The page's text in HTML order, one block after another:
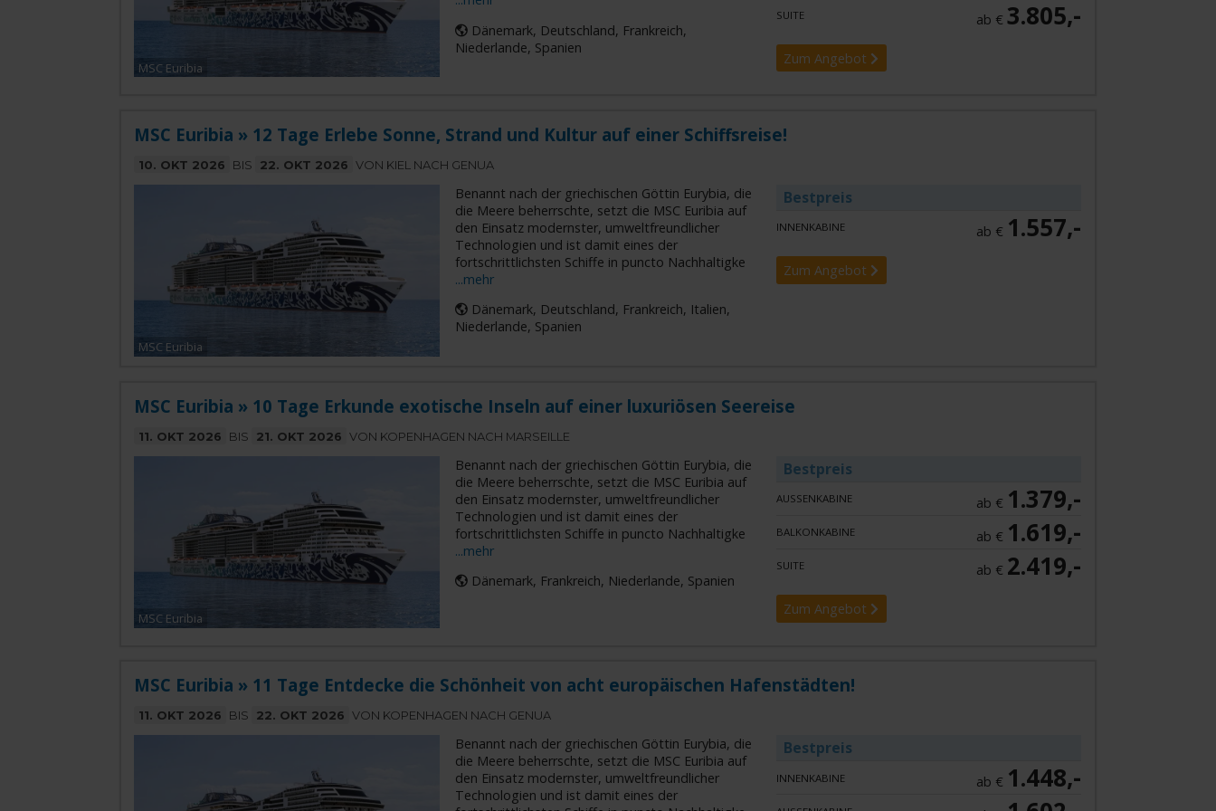
MSC Euribia
Dänemark, Deutschland, Frankreich,
Niederlande, Spanien
SUITE ab €3.805,-
Zum Angebot
MSC Euribia » 12 Tage Erlebe Sonne, Strand und Kultur auf einer Schiffsreise!
10. OKT 2026 BIS 22. OKT 2026 VON KIEL NACH GENUA
MSC Euribia
Benannt nach der griechischen Göttin Eurybia, die
die Meere beherrschte, setzt die MSC Euribia auf
den Einsatz modernster, umweltfreundlicher
Technologien und ist damit eines der
fortschrittlichsten Schiffe in puncto Nachhaltigke
...mehr
Dänemark, Deutschland, Frankreich, Italien,
Niederlande, Spanien
Bestpreis
INNENKABINE ab € 1.557,-
Zum Angebot
MSC Euribia » 10 Tage Erkunde exotische Inseln auf einer luxuriösen Seereise
11. OKT 2026 BIS 21. OKT 2026 VON KOPENHAGEN NACH MARSEILLE
MSC Euribia
Benannt nach der griechischen Göttin Eurybia, die
die Meere beherrschte, setzt die MSC Euribia auf
den Einsatz modernster, umweltfreundlicher
Technologien und ist damit eines der
fortschrittlichsten Schiffe in puncto Nachhaltigke
...mehr
Dänemark, Frankreich, Niederlande, Spanien
Bestpreis
AUSSENKABINE ab € 1.379,-
BALKONKABINE ab € 1.619,-
SUITE ab € 2.419,-
Zum Angebot
MSC Euribia » 11 Tage Entdecke die Schönheit von acht europäischen Hafenstädten!
11. OKT 2026 BIS 22. OKT 2026 VON KOPENHAGEN NACH GENUA
Benannt nach der griechischen Göttin Eurybia, die
die Meere beherrschte, setzt die MSC Euribia auf
den Einsatz modernster, umweltfreundlicher
Technologien und ist damit eines der
Bestpreis
INNENKABINE ab € 1.448,-